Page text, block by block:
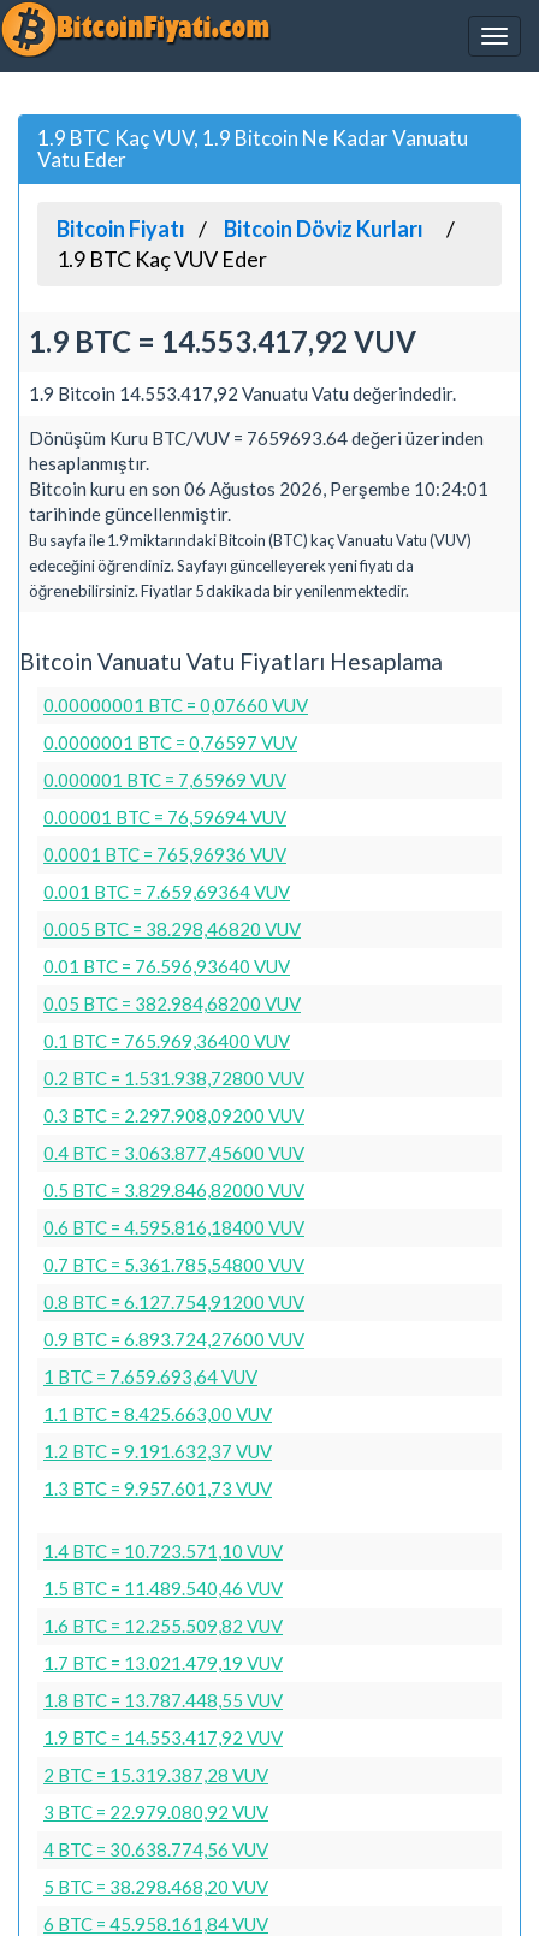
1.9 BTC Kaç VUV, 1.9 Bitcoin Ne Kadar Vanuatu
Vatu Eder
Bitcoin Fiyatı
Bitcoin Döviz Kurları
1.9 BTC Kaç VUV Eder
1.9 BTC = 14.553.417,92 VUV
1.9 Bitcoin 14.553.417,92 Vanuatu Vatu değerindedir.
Dönüşüm Kuru BTC/VUV = 7659693.64 değeri üzerinden
hesaplanmıştır.
Bitcoin kuru en son 06 Ağustos 2026, Perşembe 10:24:01
tarihinde güncellenmiştir.
Bu sayfa ile 1.9 miktarındaki Bitcoin (BTC) kaç Vanuatu Vatu (VUV)
edeceğini öğrendiniz. Sayfayı güncelleyerek yeni fiyatı da
öğrenebilirsiniz. Fiyatlar 5 dakikada bir yenilenmektedir.
Bitcoin Vanuatu Vatu Fiyatları Hesaplama
0.00000001 BTC = 0,07660 VUV
0.0000001 BTC = 0,76597 VUV
0.000001 BTC = 7,65969 VUV
0.00001 BTC = 76,59694 VUV
0.0001 BTC = 765,96936 VUV
0.001 BTC = 7.659,69364 VUV
0.005 BTC = 38.298,46820 VUV
0.01 BTC = 76.596,93640 VUV
0.05 BTC = 382.984,68200 VUV
0.1 BTC = 765.969,36400 VUV
0.2 BTC = 1.531.938,72800 VUV
0.3 BTC = 2.297.908,09200 VUV
0.4 BTC = 3.063.877,45600 VUV
0.5 BTC = 3.829.846,82000 VUV
0.6 BTC = 4.595.816,18400 VUV
0.7 BTC = 5.361.785,54800 VUV
0.8 BTC = 6.127.754,91200 VUV
0.9 BTC = 6.893.724,27600 VUV
1 BTC = 7.659.693,64 VUV
1.1 BTC = 8.425.663,00 VUV
1.2 BTC = 9.191.632,37 VUV
1.3 BTC = 9.957.601,73 VUV
1.4 BTC = 10.723.571,10 VUV
1.5 BTC = 11.489.540,46 VUV
1.6 BTC = 12.255.509,82 VUV
1.7 BTC = 13.021.479,19 VUV
1.8 BTC = 13.787.448,55 VUV
1.9 BTC = 14.553.417,92 VUV
2 BTC = 15.319.387,28 VUV
3 BTC = 22.979.080,92 VUV
4 BTC = 30.638.774,56 VUV
5 BTC = 38.298.468,20 VUV
6 BTC = 45.958.161,84 VUV